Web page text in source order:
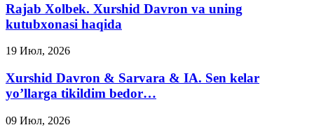
Rajab Xolbek. Xurshid Davron va uning
kutubxonasi haqida
19 Июл, 2026
Xurshid Davron & Sarvara & IA. Sen kelar
yo’llarga tikildim bedor…
09 Июл, 2026